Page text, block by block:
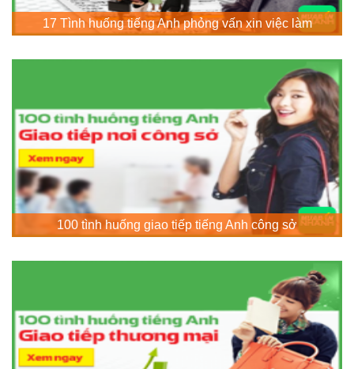
17 Tình huống tiếng Anh phỏng vấn xin việc làm
100 tình huống giao tiếp tiếng Anh công sở